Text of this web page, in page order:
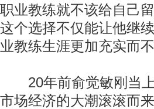
职业教练就不该给自己
这个选择不仅能让他继
业教练生涯更加充实而不
20年前俞觉敏刚当上
市场经济的大潮滚滚而